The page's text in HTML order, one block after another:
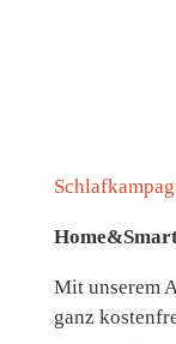
Mit unserem
ganz